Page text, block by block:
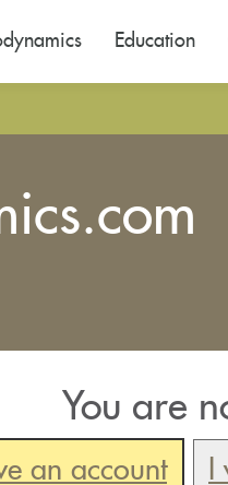
Education
You are
an account